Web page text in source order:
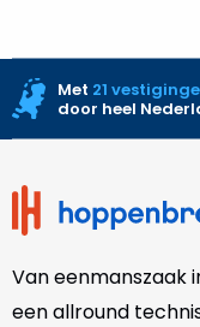
Site
Met 21
door heel
Van eenmanszaak
een allround